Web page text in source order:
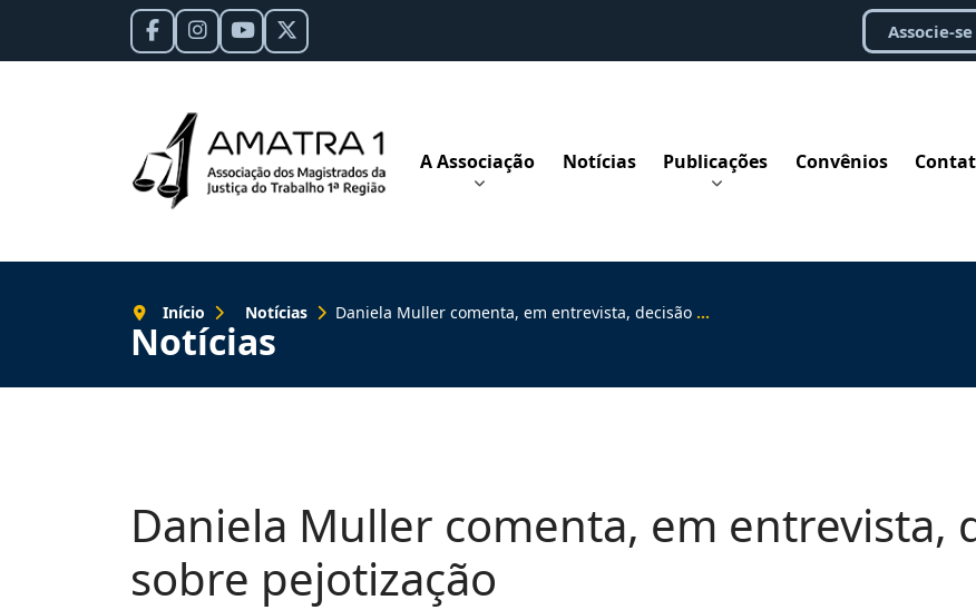
Associe-se
A Associação Notícias Publicações Convênios
Notícias
Início Notícias Daniela Muller comenta, em entrevista, decisão do STF sobre pejotização
Daniela Muller comenta, em entrevista,
sobre pejotização